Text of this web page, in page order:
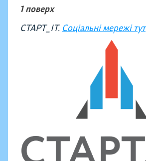
1 поверх
СТАРТ_ІТ. Соціальні мережі тут